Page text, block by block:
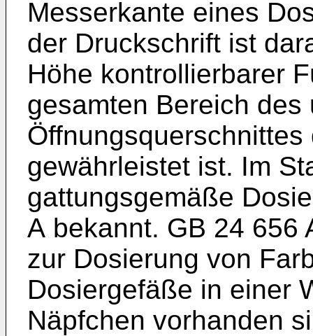
Messerkante eines
der Druckschrift ist
Höhe kontrollierbarer
gesamten Bereich des
gewährleistet ist. Im
gattungsgemäße
A bekannt. GB 24 656
zur Dosierung von
Dosiergefäße in einer
Näpfchen vorhanden